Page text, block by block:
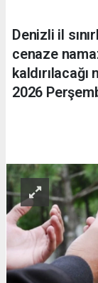
Denizli il
cenaze
2026